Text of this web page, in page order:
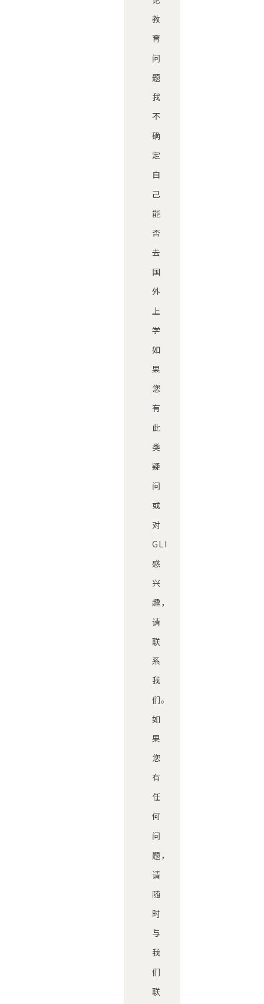
教
育
问
题
我
不
确
定
自
己
能
否
去
国
外
上
学
如
果
您
有
此
类
疑
问
或
对
GLI
感
兴
趣，
请
联
系
我
们。
如
果
您
有
任
何
问
题，
请
随
时
与
我
们
联